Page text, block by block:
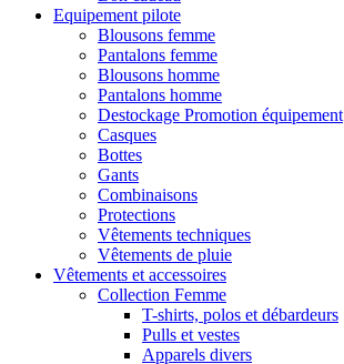
Equipement pilote
Blousons femme
Pantalons femme
Blousons homme
Pantalons homme
Destockage Promotion équipement
Casques
Bottes
Gants
Combinaisons
Protections
Vêtements techniques
Vêtements de pluie
Vêtements et accessoires
Collection Femme
T-shirts, polos et débardeurs
Pulls et vestes
Apparels divers